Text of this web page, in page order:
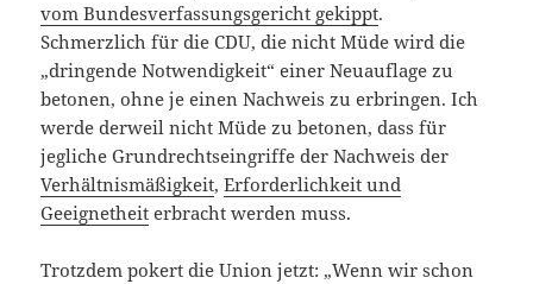
vom Bundesverfassungsgericht gekippt.
Schmerzlich für die CDU, die nicht Müde wird die
„dringende Notwendigkeit“ einer Neuauflage zu
betonen, ohne je einen Nachweis zu erbringen. Ich
werde derweil nicht Müde zu betonen, dass für
jegliche Grundrechtseingriffe der Nachweis der
Verhältnismäßigkeit,Erforderlichkeit und
Geeignetheit erbracht werden muss.
Trotzdem pokert die Union jetzt: „Wenn wir schon